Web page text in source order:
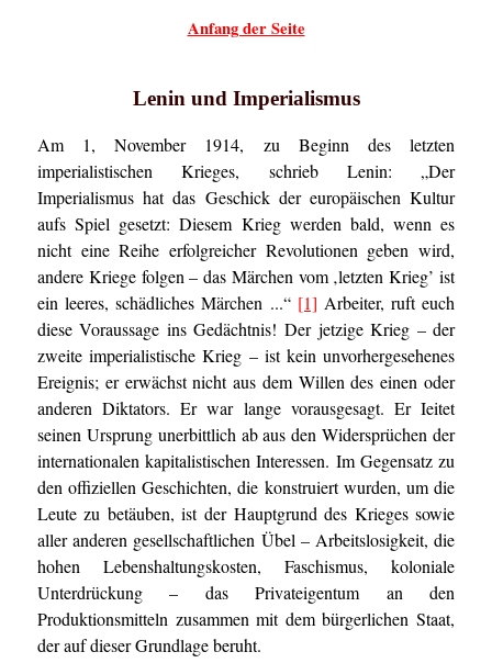
Anfang der Seite
Lenin und Imperialismus
Am 1, November 1914, zu Beginn des letzten
imperialistischen Krieges, schrieb Lenin: „Der
Imperialismus hat das Geschick der europäischen Kultur
aufs Spiel gesetzt: Diesem Krieg werden bald, wenn es
nicht eine Reihe erfolgreicher Revolutionen geben wird,
andere Kriege folgen – das Märchen vom ‚letzten Krieg’ ist
ein leeres, schädliches Märchen ...“ [1] Arbeiter, ruft euch
diese Voraussage ins Gedächtnis! Der jetzige Krieg – der
zweite imperialistische Krieg – ist kein unvorhergesehenes
Ereignis; er erwächst nicht aus dem Willen des einen oder
anderen Diktators. Er war lange vorausgesagt. Er Ieitet
seinen Ursprung unerbittlich ab aus den Widersprüchen der
internationalen kapitalistischen Interessen. Im Gegensatz zu
den offiziellen Geschichten, die konstruiert wurden, um die
Leute zu betäuben, ist der Hauptgrund des Krieges sowie
aller anderen gesellschaftlichen Übel – Arbeitslosigkeit, die
hohen Lebenshaltungskosten, Faschismus, koloniale
Unterdrückung – das Privateigentum an den
Produktionsmitteln zusammen mit dem bürgerlichen Staat,
der auf dieser Grundlage beruht.